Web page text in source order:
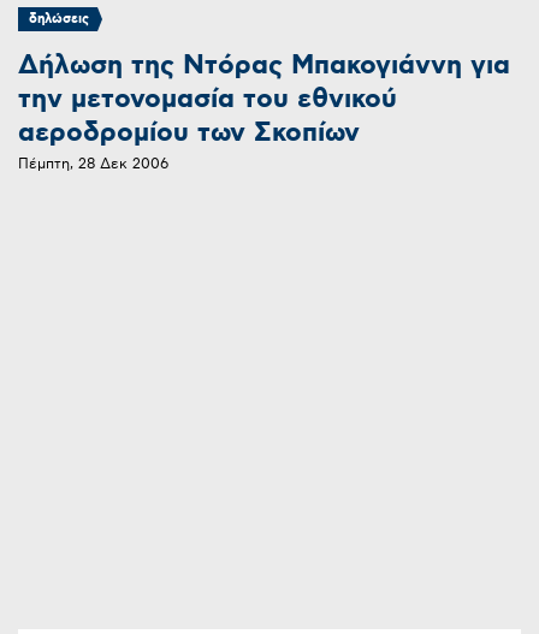
δηλώσεις
Δήλωση της Ντόρας Μπακογιάννη για
την μετονομασία του εθνικού
αεροδρομίου των Σκοπίων
Πέμπτη, 28 Δεκ 2006